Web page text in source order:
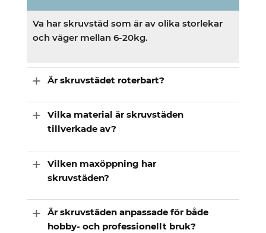
Va har skruvstäd som är av olika storlekar
och väger mellan 6-20kg.
Är skruvstädet roterbart?
Vilka material är skruvstäden
tillverkade av?
Vilken maxöppning har
skruvstäden?
Är skruvstäden anpassade för både
hobby- och professionellt bruk?